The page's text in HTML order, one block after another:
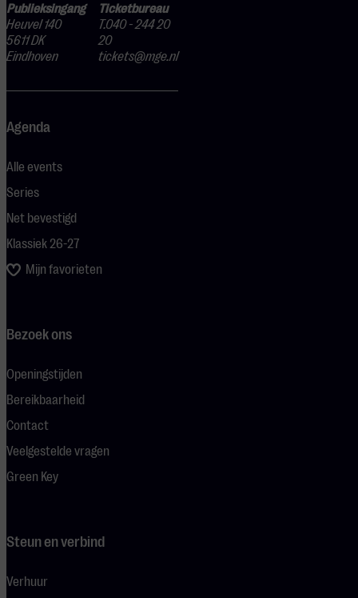
Publieksingang
Heuvel 140
5611 DK
Eindhoven
Ticketbureau
T.040 - 244 20
20
tickets@mge.nl
Agenda
Alle events
Series
Net bevestigd
Klassiek 26-27
Mijn favorieten
Bezoek ons
Openingstijden
Bereikbaarheid
Contact
Veelgestelde vragen
Green Key
Steun en verbind
Verhuur